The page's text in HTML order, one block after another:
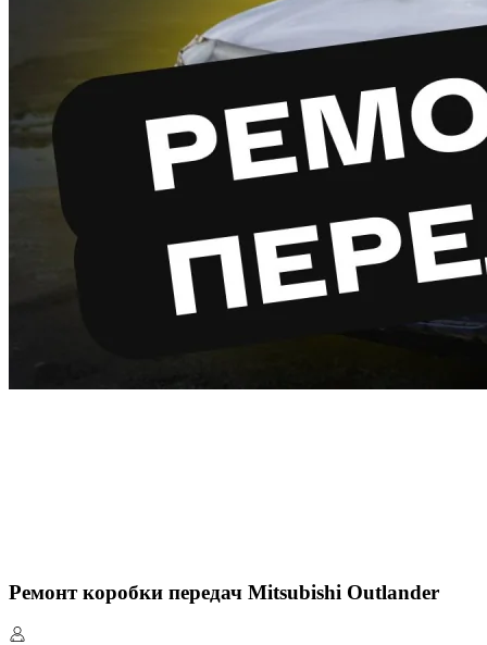
Ремонт коробки передач Mitsubishi Outlander